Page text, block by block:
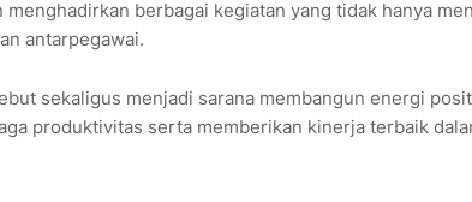
menghadirkan berbagai kegiatan yang tidak hanya
antarpegawai.
sekaligus menjadi sarana membangun energi
produktivitas serta memberikan kinerja terbaik